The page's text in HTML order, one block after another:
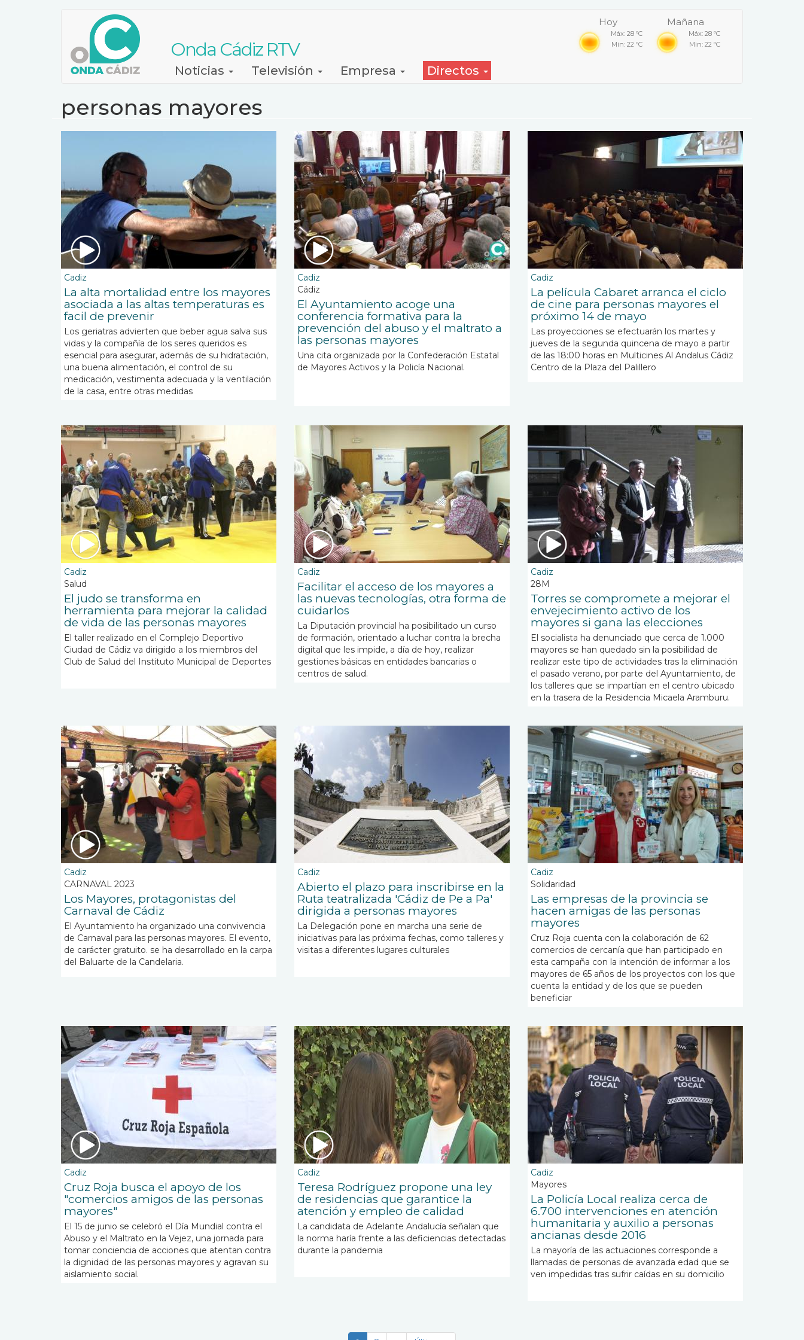
Onda Cádiz RTV
Hoy
Máx: 28 ºC
Min: 22 ºC
Mañana
Máx: 28 ºC
Min: 22 ºC
NavegaciónNoticias Televisión Empresa Directos
personas mayores
Cadiz
La alta mortalidad entre los mayores
asociada a las altas temperaturas es
facil de prevenir
Los geriatras advierten que beber agua salva sus
vidas y la compañía de los seres queridos es
esencial para asegurar, además de su hidratación,
una buena alimentación, el control de su
medicación, vestimenta adecuada y la ventilación
de la casa, entre otras medidas
Cadiz
Cádiz
El Ayuntamiento acoge una
conferencia formativa para la
prevención del abuso y el maltrato a
las personas mayores
Una cita organizada por la Confederación Estatal
de Mayores Activos y la Policía Nacional.
Cadiz
La película Cabaret arranca el ciclo
de cine para personas mayores el
próximo 14 de mayo
Las proyecciones se efectuarán los martes y
jueves de la segunda quincena de mayo a partir
de las 18:00 horas en Multicines Al Andalus Cádiz
Centro de la Plaza del Palillero
Cadiz
Salud
El judo se transforma en
herramienta para mejorar la calidad
de vida de las personas mayores
El taller realizado en el Complejo Deportivo
Ciudad de Cádiz va dirigido a los miembros del
Club de Salud del Instituto Municipal de Deportes
Cadiz
Facilitar el acceso de los mayores a
las nuevas tecnologías, otra forma de
cuidarlos
La Diputación provincial ha posibilitado un curso
de formación, orientado a luchar contra la brecha
digital que les impide, a día de hoy, realizar
gestiones básicas en entidades bancarias o
centros de salud.
Cadiz
28M
Torres se compromete a mejorar el
envejecimiento activo de los
mayores si gana las elecciones
El socialista ha denunciado que cerca de 1.000
mayores se han quedado sin la posibilidad de
realizar este tipo de actividades tras la eliminación
el pasado verano, por parte del Ayuntamiento, de
los talleres que se impartían en el centro ubicado
en la trasera de la Residencia Micaela Aramburu.
Cadiz
CARNAVAL 2023
Los Mayores, protagonistas del
Carnaval de Cádiz
El Ayuntamiento ha organizado una convivencia
de Carnaval para las personas mayores. El evento,
de carácter gratuito. se ha desarrollado en la carpa
del Baluarte de la Candelaria.
Cadiz
Abierto el plazo para inscribirse en la
Ruta teatralizada 'Cádiz de Pe a Pa'
dirigida a personas mayores
La Delegación pone en marcha una serie de
iniciativas para las próxima fechas, como talleres y
visitas a diferentes lugares culturales
Cadiz
Solidaridad
Las empresas de la provincia se
hacen amigas de las personas
mayores
Cruz Roja cuenta con la colaboración de 62
comercios de cercanía que han participado en
esta campaña con la intención de informar a los
mayores de 65 años de los proyectos con los que
cuenta la entidad y de los que se pueden
beneficiar
Cadiz
Cruz Roja busca el apoyo de los
"comercios amigos de las personas
mayores"
El 15 de junio se celebró el Día Mundial contra el
Abuso y el Maltrato en la Vejez, una jornada para
tomar conciencia de acciones que atentan contra
la dignidad de las personas mayores y agravan su
aislamiento social.
Cadiz
Teresa Rodríguez propone una ley
de residencias que garantice la
atención y empleo de calidad
La candidata de Adelante Andalucía señalan que
la norma haría frente a las deficiencias detectadas
durante la pandemia
Cadiz
Mayores
La Policía Local realiza cerca de
6.700 intervenciones en atención
humanitaria y auxilio a personas
ancianas desde 2016
La mayoría de las actuaciones corresponde a
llamadas de personas de avanzada edad que se
ven impedidas tras sufrir caídas en su domicilio